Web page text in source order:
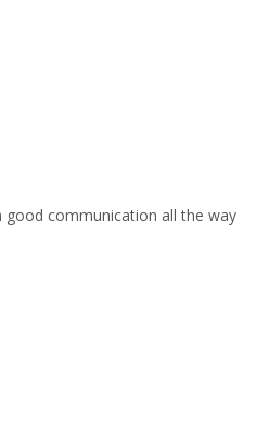
good communication all the way